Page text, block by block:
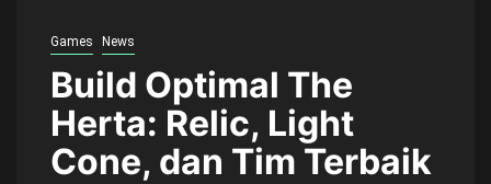
Games News
Build Optimal The
Herta: Relic, Light
Cone, dan Tim Terbaik